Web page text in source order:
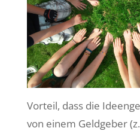
Vorteil, dass die
von einem Geldgeber